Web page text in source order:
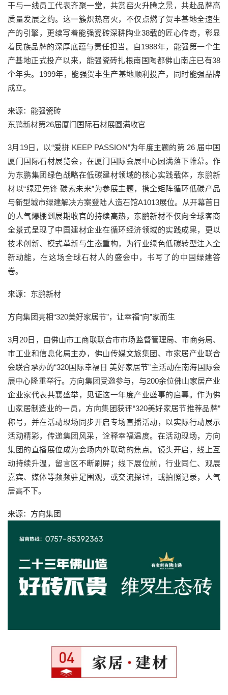
干与一线员工代表齐聚一堂，共赏窑火升腾之景，共赴品牌高
质量发展之约。这一簇炽热窑火，不仅点燃了贺丰基地全速生
产的引擎，更续写着能强瓷砖深耕陶业38载的匠心传奇，彰显
着民族品牌的深厚底蕴与责任担当。自1988年，能强第一个生
产基地正式投产以来，能强瓷砖扎根南国陶都佛山南庄已有38
个年头。1999年，能强贺丰生产基地顺利投产，同时能强品牌
成立。
来源：能强瓷砖
东鹏新材第26届厦门国际石材展圆满收官
3月19日，以“爱拼 KEEP PASSION”为年度主题的第 26 届中国
厦门国际石材展览会，在厦门国际会展中心圆满落下帷幕。作
为东鹏集团绿色战略在低碳建材领域的核心实践载体，东鹏新
材以“绿建先锋 碳索未来”为参展主题，携全矩阵循环低碳产品
与新型城市绿建解决方案登陆人造石馆A1013展位。从开幕首日
的人气爆棚到展期收官的持续高热，东鹏新材不仅向全球客商
全景式呈现了中国建材企业在循环经济领域的实践成果，更以
技术创新、模式革新与生态重构，为行业绿色低碳转型注入全
新动能，在这场全球石材人的盛会中，书写了的中国绿建答
卷。
来源：东鹏新材
方向集团亮相“320美好家居节”，让幸福“向”家而生
3月20日，由佛山市工商联联合市市场监督管理局、市商务局、
市工业和信息化局主办，佛山传媒文旅集团、市家居产业联合
会联合承办的“320国际幸福日 美好家居节”主活动在南海国际会
展中心隆重举行。方向集团受邀参与，与200余位佛山家居产业
企业家代表共襄盛举，见证这一年度产业盛事的启幕。作为佛
山家居制造业的一员，方向集团获评“320美好家居节推荐品牌”
称号，并在活动现场同步开启专场直播活动，以实际行动展示
活动精彩，传递集团风采，诠释幸福温度。在活动现场，方向
集团的直播展位成为会场内外联动的焦点。镜头开启，线上互
动持续升温，留言区不断刷屏；线下展位前，行业同仁、观展
嘉宾、媒体等频频驻足围观，或交流探讨，或拍照记录，人气
居高不下。
来源：方向集团